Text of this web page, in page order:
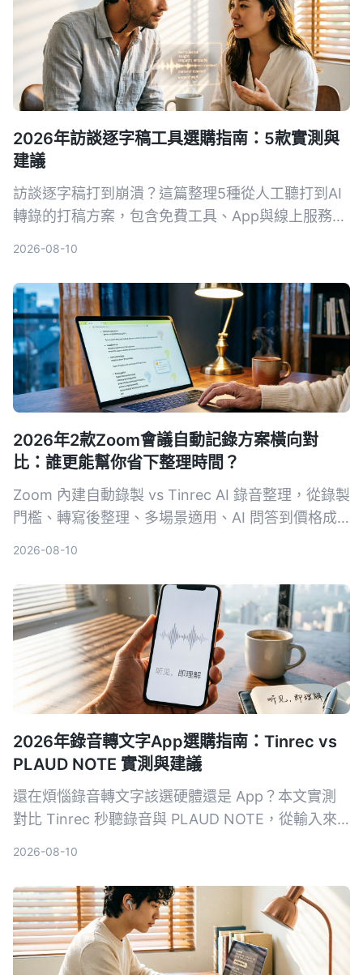
2026年訪談逐字稿工具選購指南：5款實測與
建議
訪談逐字稿打到崩潰？這篇整理5種從人工聽打到AI
轉錄的打稿方案，包含免費工具、App與線上服務，
2026-08-10
2026年2款Zoom會議自動記錄方案橫向對
比：誰更能幫你省下整理時間？
Zoom 內建自動錄製 vs Tinrec AI 錄音整理，從錄製
門檻、轉寫後整理、多場景適用、AI 問答到價格成
2026-08-10
2026年錄音轉文字App選購指南：Tinrec vs
PLAUD NOTE 實測與建議
還在煩惱錄音轉文字該選硬體還是 App？本文實測
對比 Tinrec 秒聽錄音與 PLAUD NOTE，從輸入來
2026-08-10